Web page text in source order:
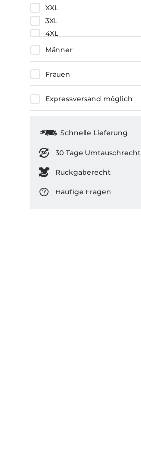
XXL
3XL
4XL
5XL
Männer
Frauen
Expressversand möglich
Schnelle Lieferung
30 Tage Umtauschrecht
Rückgaberecht
Häufige Fragen